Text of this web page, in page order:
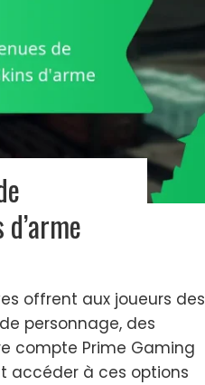
offrent aux joueurs des
personnage, des
compte Prime Gaming
accéder à ces options